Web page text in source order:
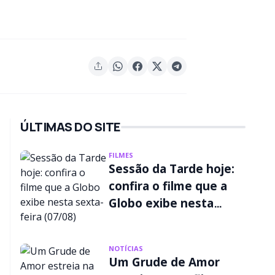
ÚLTIMAS DO SITE
FILMES
Sessão da Tarde hoje:
confira o filme que a
Globo exibe nesta
NOTÍCIAS
Um Grude de Amor